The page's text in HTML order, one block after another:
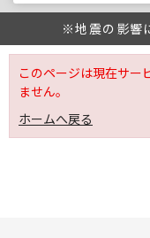
※地震の影響
このページは現在サー
ません。
ホームへ戻る